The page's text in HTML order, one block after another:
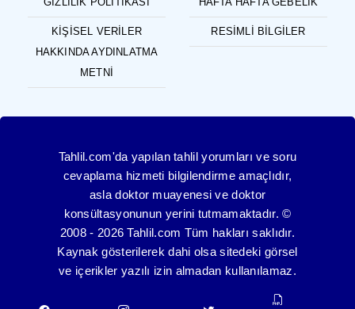
KIŞISEL VERILER
HAKKINDA AYDINLATMA
METNI
RESIMLI BILGILER
Tahlil.com'da yapılan tahlil yorumları ve soru
cevaplama hizmeti bilgilendirme amaçlıdır,
asla doktor muayenesi ve doktor
konsültasyonunun yerini tutmamaktadır. ©
2008 - 2026 Tahlil.com Tüm hakları saklıdır.
Kaynak gösterilerek dahi olsa sitedeki görsel
ve içerikler yazılı izin almadan kullanılamaz.